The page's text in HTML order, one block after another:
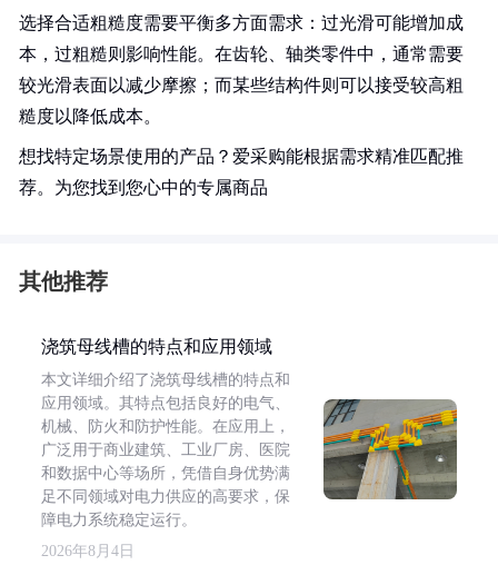
选择合适粗糙度需要平衡多方面需求：过光滑可能增加成
本，过粗糙则影响性能。在齿轮、轴类零件中，通常需要
较光滑表面以减少摩擦；而某些结构件则可以接受较高粗
糙度以降低成本。
想找特定场景使用的产品？爱采购能根据需求精准匹配推
荐。为您找到您心中的专属商品
其他推荐
浇筑母线槽的特点和应用领域
本文详细介绍了浇筑母线槽的特点和
应用领域。其特点包括良好的电气、
机械、防火和防护性能。在应用上，
广泛用于商业建筑、工业厂房、医院
和数据中心等场所，凭借自身优势满
足不同领域对电力供应的高要求，保
障电力系统稳定运行。
2026年8月4日